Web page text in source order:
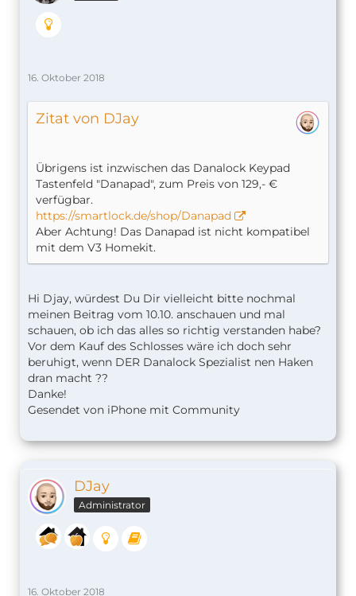
16. Oktober 2018
Zitat von DJay
Übrigens ist inzwischen das Danalock Keypad
Tastenfeld "Danapad", zum Preis von 129,- €
verfügbar.
https://smartlock.de/shop/Danapad
Aber Achtung! Das Danapad ist nicht kompatibel
mit dem V3 Homekit.
Hi Djay, würdest Du Dir vielleicht bitte nochmal
meinen Beitrag vom 10.10. anschauen und mal
schauen, ob ich das alles so richtig verstanden habe?
Vor dem Kauf des Schlosses wäre ich doch sehr
beruhigt, wenn DER Danalock Spezialist nen Haken
dran macht ??
Danke!
Gesendet von iPhone mit Community
DJay
Administrator
16. Oktober 2018